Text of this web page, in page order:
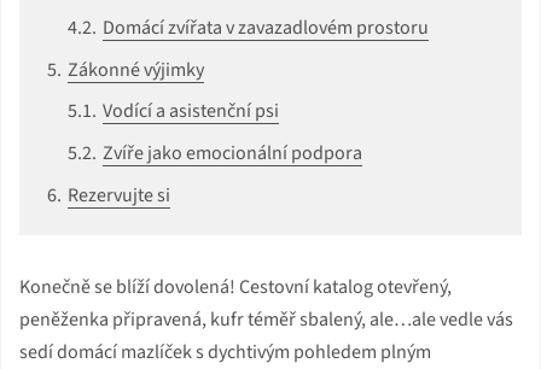
Domácí zvířata v zavazadlovém prostoru
Zákonné výjimky
Vodící a asistenční psi
Zvíře jako emocionální podpora
Rezervujte si
Konečně se blíží dovolená! Cestovní katalog otevřený,
peněženka připravená, kufr téměř sbalený, ale…ale vedle vás
sedí domácí mazlíček s dychtivým pohledem plným